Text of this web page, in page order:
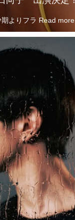
よりフラ Read more